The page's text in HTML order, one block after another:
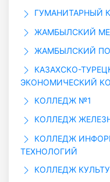
ГУМАНИТАРНЫЙ
ЖАМБЫЛСКИЙ
ЖАМБЫЛСКИЙ
КАЗАХСКО-
ЭКОНОМИЧЕСКИЙ
КОЛЛЕДЖ №1
КОЛЛЕДЖ
КОЛЛЕДЖ
ТЕХНОЛОГИЙ
КОЛЛЕДЖ